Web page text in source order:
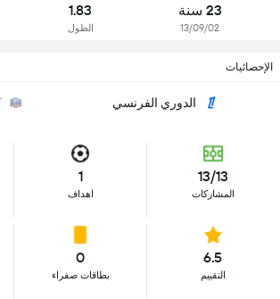
23 سنة
13/09/02
1.83
الطول
الإحصائيات
الدوري الفرنسي
13/13
المشاركات
1
اهداف
6.5
التقييم
0
بطاقات صفراء